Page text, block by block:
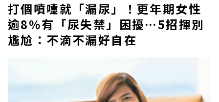
打個噴嚏就「漏尿」！更年期女性
逾8％有「尿失禁」困擾…5招揮別
尷尬：不滴不漏好自在